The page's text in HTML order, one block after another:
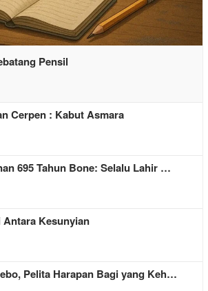
Pensil
Cerpen : Kabut Asmara
695 Tahun Bone: Selalu Lahir …
Antara Kesunyian
Pelita Harapan Bagi yang Keh…